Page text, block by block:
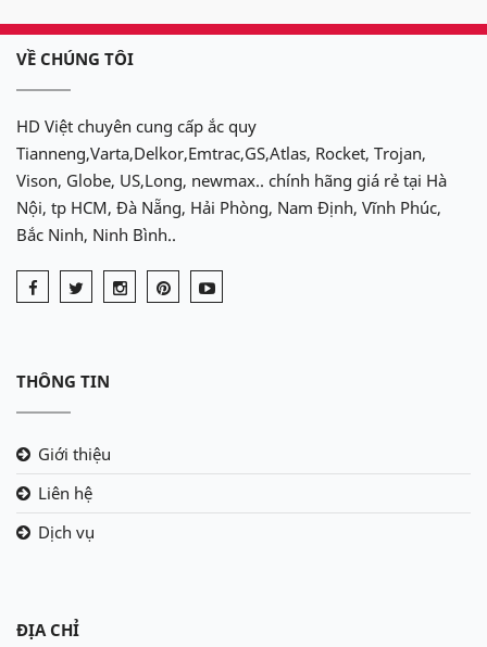
Đại lý ắc quy Delkor chuyên phân
phối - bán buôn - bán lẻ các dòng
sản phẩm ắc quy của thương hiệu
Delkor .
- Hỗ trợ lắp đặt tận nơi nhiều khu vực: Hà Nội - Hải Phòng -
Đà Nẵng - TP.HCM....Giao hàng toàn quốc.
Fanpage
facebook https://www.facebook.com
Delkor rất hân hạnh được phục vụ
VỀ CHÚNG TÔI
HD Việt chuyên cung cấp ắc quy
Tianneng,Varta,Delkor,Emtrac,GS,Atlas, Rocket, Trojan,
Vison, Globe, US,Long, newmax.. chính hãng giá rẻ tại Hà
Nội, tp HCM, Đà Nẵng, Hải Phòng, Nam Định, Vĩnh Phúc,
Bắc Ninh, Ninh Bình..
THÔNG TIN
Giới thiệu
Liên hệ
Dịch vụ
ĐỊA CHỈ